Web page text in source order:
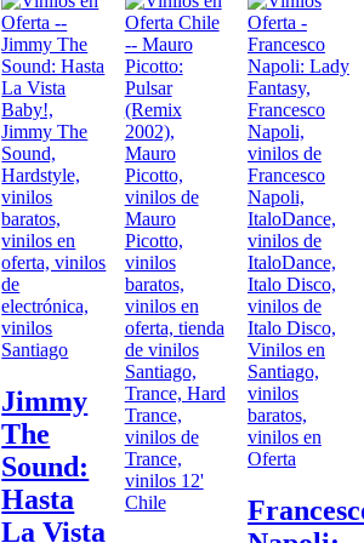
Jimmy
The
Sound:
Hasta
La Vista